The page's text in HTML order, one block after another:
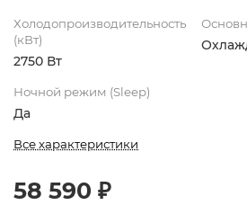
Холодопроизводительность
(кВт)
2750 Вт
Ночной режим (Sleep)
Да
Все характеристики
58 590 ₽